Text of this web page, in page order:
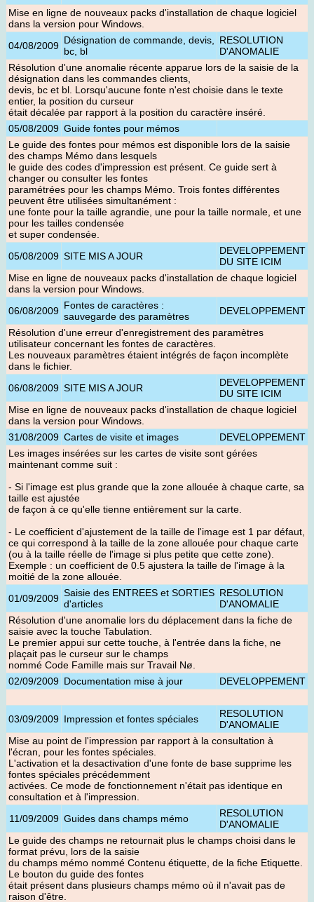
Mise en ligne de nouveaux packs d'installation de chaque logiciel
dans la version pour Windows.
04/08/2009 Désignation de commande, devis,
bc, bl
RESOLUTION
D'ANOMALIE
Résolution d'une anomalie récente apparue lors de la saisie de la
désignation dans les commandes clients,
devis, bc et bl. Lorsqu'aucune fonte n'est choisie dans le texte
entier, la position du curseur
était décalée par rapport à la position du caractère inséré.
05/08/2009 Guide fontes pour mémos
Le guide des fontes pour mémos est disponible lors de la saisie
des champs Mémo dans lesquels
le guide des codes d'impression est présent. Ce guide sert à
changer ou consulter les fontes
paramétrées pour les champs Mémo. Trois fontes différentes
peuvent être utilisées simultanément :
une fonte pour la taille agrandie, une pour la taille normale, et une
pour les tailles condensée
et super condensée.
05/08/2009 SITE MIS A JOUR
DEVELOPPEMENT
DU SITE ICIM
Mise en ligne de nouveaux packs d'installation de chaque logiciel
dans la version pour Windows.
06/08/2009 Fontes de caractères :
sauvegarde des paramètres
DEVELOPPEMENT
Résolution d'une erreur d'enregistrement des paramètres
utilisateur concernant les fontes de caractères.
Les nouveaux paramètres étaient intégrés de façon incomplète
dans le fichier.
06/08/2009 SITE MIS A JOUR
DEVELOPPEMENT
DU SITE ICIM
Mise en ligne de nouveaux packs d'installation de chaque logiciel
dans la version pour Windows.
31/08/2009 Cartes de visite et images
DEVELOPPEMENT
Les images insérées sur les cartes de visite sont gérées
maintenant comme suit :
- Si l'image est plus grande que la zone allouée à chaque carte, sa
taille est ajustée
de façon à ce qu'elle tienne entièrement sur la carte.
- Le coefficient d'ajustement de la taille de l'image est 1 par défaut,
ce qui correspond à la taille de la zone allouée pour chaque carte
(ou à la taille réelle de l'image si plus petite que cette zone).
Exemple : un coefficient de 0.5 ajustera la taille de l'image à la
moitié de la zone allouée.
01/09/2009 Saisie des ENTREES et SORTIES
d'articles
RESOLUTION
D'ANOMALIE
Résolution d'une anomalie lors du déplacement dans la fiche de
saisie avec la touche Tabulation.
Le premier appui sur cette touche, à l'entrée dans la fiche, ne
plaçait pas le curseur sur le champs
nommé Code Famille mais sur Travail Nø.
02/09/2009 Documentation mise à jour DEVELOPPEMENT
03/09/2009 Impression et fontes spéciales
RESOLUTION
D'ANOMALIE
Mise au point de l'impression par rapport à la consultation à
l'écran, pour les fontes spéciales.
L'activation et la desactivation d'une fonte de base supprime les
fontes spéciales précédemment
activées. Ce mode de fonctionnement n'était pas identique en
consultation et à l'impression.
11/09/2009 Guides dans champs mémo
RESOLUTION
D'ANOMALIE
Le guide des champs ne retournait plus le champs choisi dans le
format prévu, lors de la saisie
du champs mémo nommé Contenu étiquette, de la fiche Etiquette.
Le bouton du guide des fontes
était présent dans plusieurs champs mémo où il n'avait pas de
raison d'être.